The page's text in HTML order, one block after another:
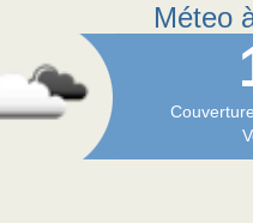
Méteo